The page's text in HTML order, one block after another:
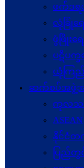
ဖက်ဒရ
လုံခြုံရ
ဖွံဖြိုးရ
ပဋိပက္ခ‌
ယုံကြည်
ဆက်စပ်အဖွဲ့အ
ကုလသမ
ASEAN
နိုင်ငံတ
ပြည်တွ